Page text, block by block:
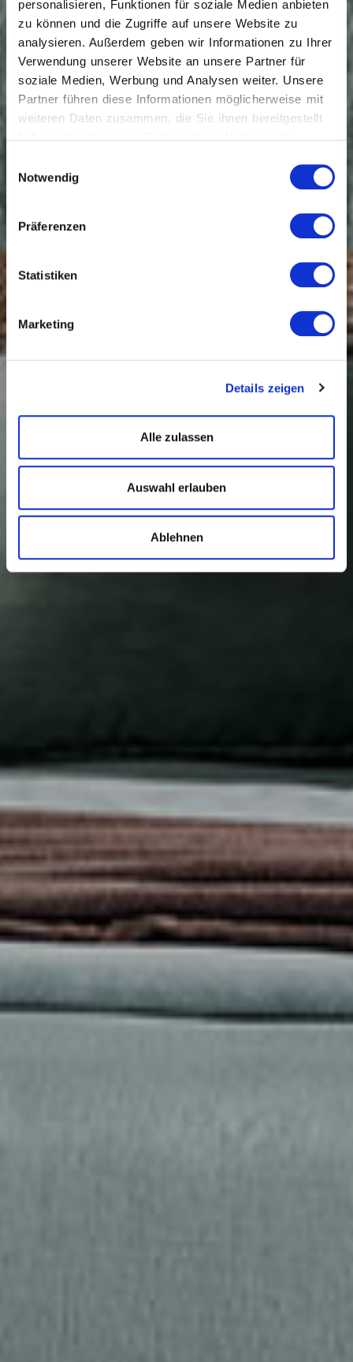
personalisieren, Funktionen für soziale Medien anbieten
zu können und die Zugriffe auf unsere Website zu
analysieren. Außerdem geben wir Informationen zu Ihrer
Verwendung unserer Website an unsere Partner für
soziale Medien, Werbung und Analysen weiter. Unsere
Partner führen diese Informationen möglicherweise mit
weiteren Daten zusammen, die Sie ihnen bereitgestellt
Notwendig
Präferenzen
Statistiken
Marketing
Details zeigen
Alle zulassen
Auswahl erlauben
Ablehnen